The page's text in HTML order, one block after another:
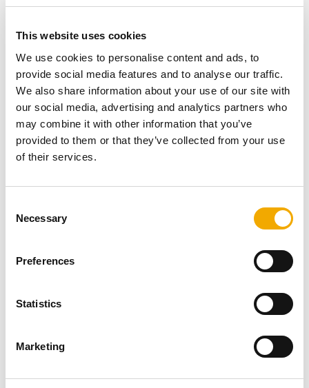
This website uses cookies
We use cookies to personalise content and ads, to
provide social media features and to analyse our traffic.
We also share information about your use of our site with
our social media, advertising and analytics partners who
may combine it with other information that you’ve
provided to them or that they’ve collected from your use
of their services.
Necessary
Preferences
Statistics
Marketing
Na rynku dostępne są także systemy kominowe z
pomieszczeniach nieogrzewanych, a także na zewnątrz
budynku.
Decyzję o umiejscowieniu komina musi podjąć
profesjonalista, zwracając uwagę na szereg czynników.
Najpierw zaczynamy od wyboru odpowiedniego
systemu kominowego dopasowanego do typu
urządzenia grzewczego, które zostanie zastosowane. To
pozwala określić wielkość komina, która wpływa także
W etapie projektowania można przewidzieć różne
wyznaczenie odpowiedniej wysokości.
na przykładzie systemu Rondo Plus